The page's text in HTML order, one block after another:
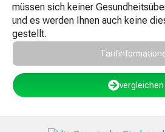
müssen sich keiner
und es werden Ihnen auch keine
gestellt.
vergleichen